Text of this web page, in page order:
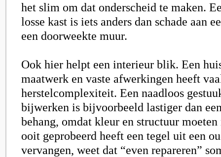
het slim om dat onderscheid te maken.
losse kast is iets anders dan schade aan
een doorweekte muur.
Ook hier helpt een interieur blik. Een
maatwerk en vaste afwerkingen heeft
herstelcomplexiteit. Een naadloos
bijwerken is bijvoorbeeld lastiger dan
behang, omdat kleur en structuur
ooit geprobeerd heeft een tegel uit een
vervangen, weet dat “even repareren”